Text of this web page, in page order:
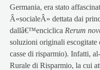
Germania, era stato
Â«socialeÂ» dettata dai
dallâ€™enciclica Rerum
soluzioni originali escogitate
casse di risparmio). Infatti,
Rurale di Risparmio, la cui